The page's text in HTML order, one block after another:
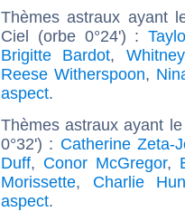
Thèmes astraux ayant
Ciel (orbe 0°24') :
Brigitte Bardot,
Reese Witherspoon,
aspect.
Thèmes astraux ayant
0°32') : Catherine Zeta-
Duff, Conor McGregor,
Morissette, Charlie
aspect.